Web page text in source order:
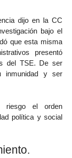
dijo en la CC
bajo el
que esta misma
presentó
del TSE. De ser
inmunidad y ser
riesgo el orden
política y social